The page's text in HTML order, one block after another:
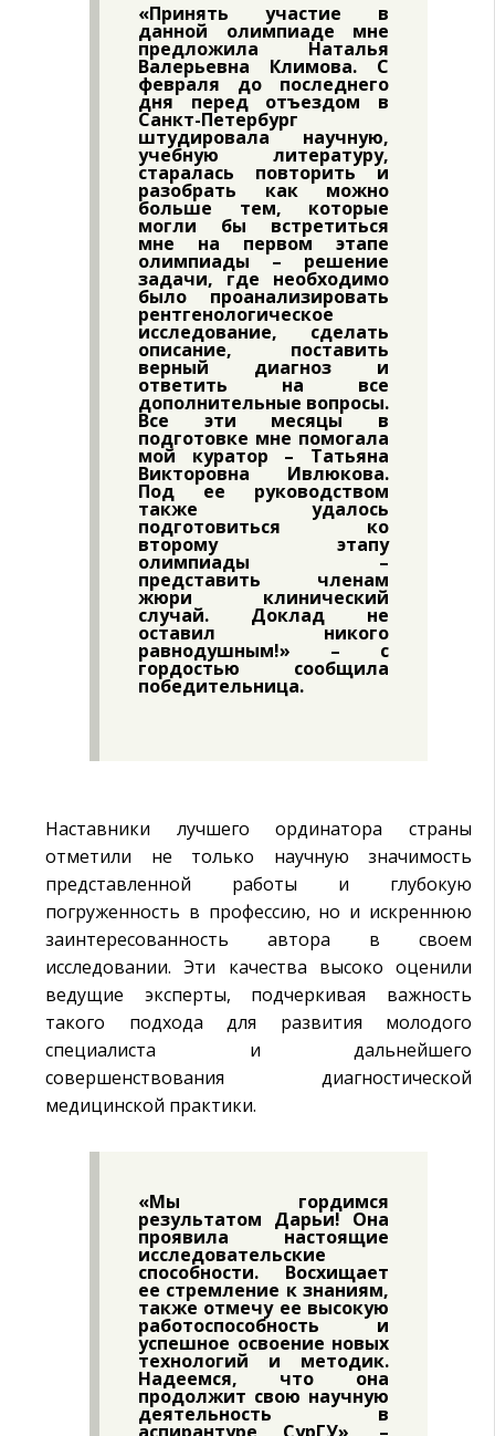
«Принять участие в
данной олимпиаде мне
предложила Наталья
Валерьевна Климова. С
февраля до последнего
дня перед отъездом в
Санкт-Петербург
штудировала научную,
учебную литературу,
старалась повторить и
разобрать как можно
больше тем, которые
могли бы встретиться
мне на первом этапе
олимпиады – решение
задачи, где необходимо
было проанализировать
рентгенологическое
исследование, сделать
описание, поставить
верный диагноз и
ответить на все
дополнительные вопросы.
Все эти месяцы в
подготовке мне помогала
мой куратор – Татьяна
Викторовна Ивлюкова.
Под ее руководством
также удалось
подготовиться ко
второму этапу
олимпиады –
представить членам
жюри клинический
случай. Доклад не
оставил никого
равнодушным!» – с
гордостью сообщила
победительница.
Наставники лучшего ординатора страны
отметили не только научную значимость
представленной работы и глубокую
погруженность в профессию, но и искреннюю
заинтересованность автора в своем
исследовании. Эти качества высоко оценили
ведущие эксперты, подчеркивая важность
такого подхода для развития молодого
специалиста и дальнейшего
совершенствования диагностической
медицинской практики.
«Мы гордимся
результатом Дарьи! Она
проявила настоящие
исследовательские
способности. Восхищает
ее стремление к знаниям,
также отмечу ее высокую
работоспособность и
успешное освоение новых
технологий и методик.
Надеемся, что она
продолжит свою научную
деятельность в
аспирантуре СурГУ», –